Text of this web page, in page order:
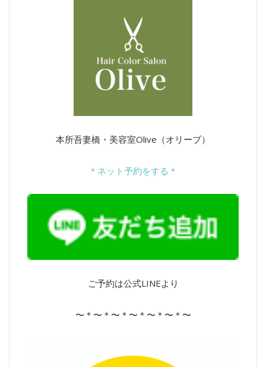
本所吾妻橋・美容室Olive（オリーブ）
＊ネット予約をする＊
ご予約は公式LINEより
〜＊〜＊〜＊〜＊〜＊〜＊〜